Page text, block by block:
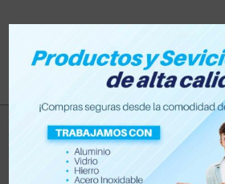
granito
Productos > granito